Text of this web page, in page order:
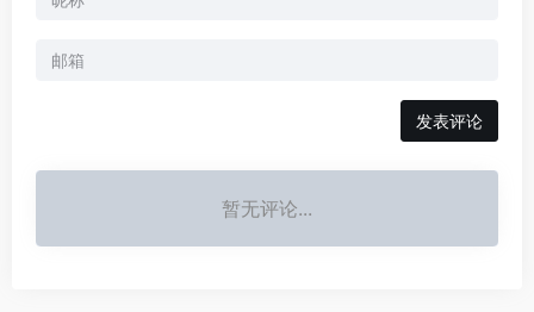
发表评论
暂无评论...